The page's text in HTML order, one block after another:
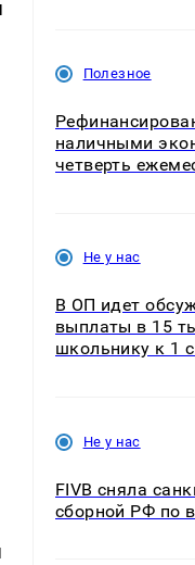
Полезное
наличными
четверть
Не у нас
В ОП идет
выплаты в 15
школьнику к 1
Не у нас
FIVB сняла
сборной РФ по